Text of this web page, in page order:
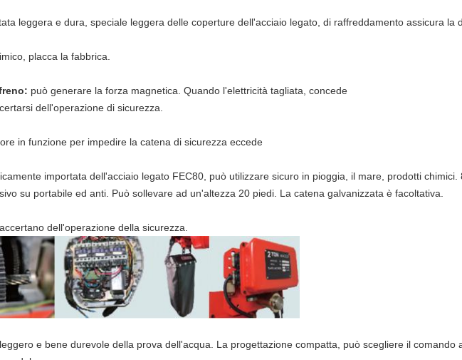
leggera e dura, speciale leggera delle coperture dell'acciaio legato, di raffreddamento assicura la
placca la fabbrica.
può generare la forza magnetica. Quando l'elettricità tagliata, concede
dell'operazione di sicurezza.
in funzione per impedire la catena di sicurezza eccede
importata dell'acciaio legato FEC80, può utilizzare sicuro in pioggia, il mare, prodotti chimici.
su portabile ed anti. Può sollevare ad un'altezza 20 piedi. La catena galvanizzata è facoltativa.
dell'operazione della sicurezza.
e bene durevole della prova dell'acqua. La progettazione compatta, può scegliere il comando